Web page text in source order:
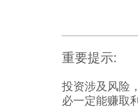
重要提示:
投资涉及风险
必一定能赚取